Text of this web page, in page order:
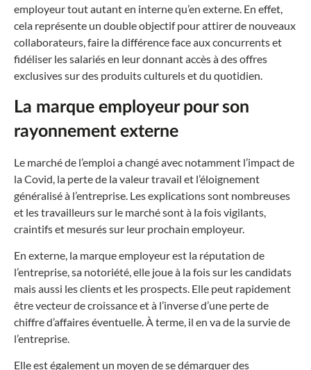
employeur tout autant en interne qu’en externe. En effet,
cela représente un double objectif pour attirer de nouveaux
collaborateurs, faire la différence face aux concurrents et
fidéliser les salariésen leur donnant accès à des offres
exclusives sur des produits culturels et du quotidien.
La marque employeur pour son
rayonnement externe
Le marché de l’emploi a changé avec notamment l’impact de
la Covid, la perte de la valeur travail et l’éloignement
généralisé à l’entreprise. Les explications sont nombreuses
et les travailleurs sur le marché sont à la fois vigilants,
craintifs et mesurés sur leur prochain employeur.
En externe, la marque employeur est la réputation de
l’entreprise, sa notoriété, elle joue à la fois sur les candidats
mais aussi les clients et les prospects. Elle peut rapidement
être vecteur de croissance et à l’inverse d’une perte de
chiffre d’affaires éventuelle. À terme, il en va de la survie de
l’entreprise.
Elle est également un moyen de se démarquer des